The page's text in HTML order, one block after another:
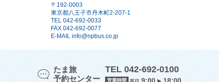
〒192-0003
東京都八王子市丹木町2-207-1
TEL 042-692-0033
FAX 042-692-0077
E-MAIL info@npbus.co.jp
たま旅
予約センター
TEL 042-692-0100
営業時間